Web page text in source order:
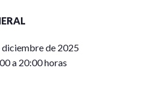
diciembre de 2025
a 20:00 horas